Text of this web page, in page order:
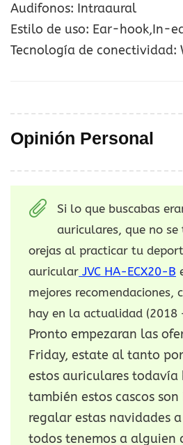
Audifonos: Intraaural
Estilo de uso: Ear-hook,In-
Tecnología de conectividad:
Opinión Personal
Si lo que buscabas
auriculares, que no
orejas al practicar tu
auricular JVC HA-ECX20-B
mejores recomendaciones,
hay en la actualidad (2018
Pronto empezaran las
Friday, estate al tanto
estos auriculares todavía
también estos cascos
regalar estas navidades
todos tenemos a alguien